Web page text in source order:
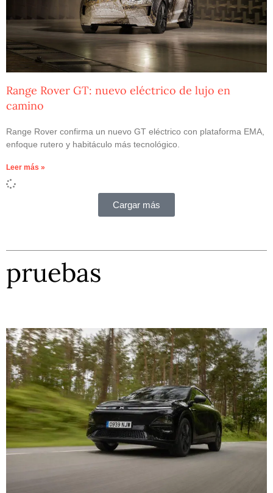
Range Rover GT: nuevo eléctrico de lujo en
camino
Range Rover confirma un nuevo GT eléctrico con plataforma EMA,
enfoque rutero y habitáculo más tecnológico.
Leer más »
Cargar más
pruebas